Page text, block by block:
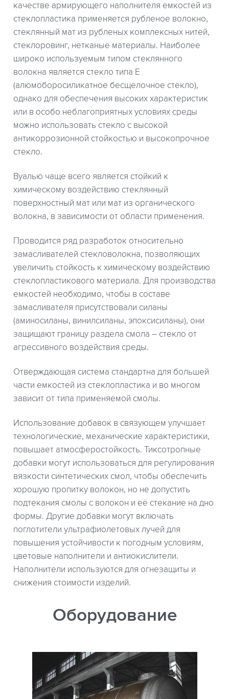
качестве армирующего наполнителя емкостей из
стеклопластика применяется рубленое волокно,
стеклянный мат из рубленых комплексных нитей,
стеклоровинг, нетканые материалы. Наиболее
широко используемым типом стеклянного
волокна является стекло типа Е
(алюмоборосиликатное бесщелочное стекло),
однако для обеспечения высоких характеристик
или в особо неблагоприятных условиях среды
можно использовать стекло с высокой
антикоррозионной стойкостью и высокопрочное
стекло.
Вуалью чаще всего является стойкий к
химическому воздействию стеклянный
поверхностный мат или мат из органического
волокна, в зависимости от области применения.
Проводится ряд разработок относительно
замасливателей стекловолокна, позволяющих
увеличить стойкость к химическому воздействию
стеклопластикового материала. Для производства
емкостей необходимо, чтобы в составе
замасливателя присутствовали силаны
(аминосиланы, винилсиланы, эпоксисиланы), они
защищают границу раздела смола – стекло от
агрессивного воздействия среды.
Отверждающая система стандартна для большей
части емкостей из стеклопластика и во многом
зависит от типа применяемой cмолы.
Использование добавок в связующем улучшает
технологические, механические характеристики,
повышает атмосферостойкость. Тиксотропные
добавки могут использоваться для регулирования
вязкости синтетических смол, чтобы обеспечить
хорошую пропитку волокон, но не допустить
подтекания смолы с волокон и её стекание на дно
формы. Другие добавки могут включать
поглотители ультрафиолетовых лучей для
повышения устойчивости к погодным условиям,
цветовые наполнители и антиокислители.
Наполнители используются для огнезащиты и
снижения стоимости изделий.
Оборудование